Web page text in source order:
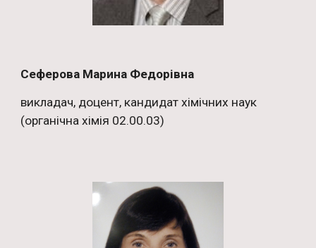
Сеферова Марина Федорівна
викладач, доцент, кандидат хімічних наук
(органічна хімія 02.00.03)